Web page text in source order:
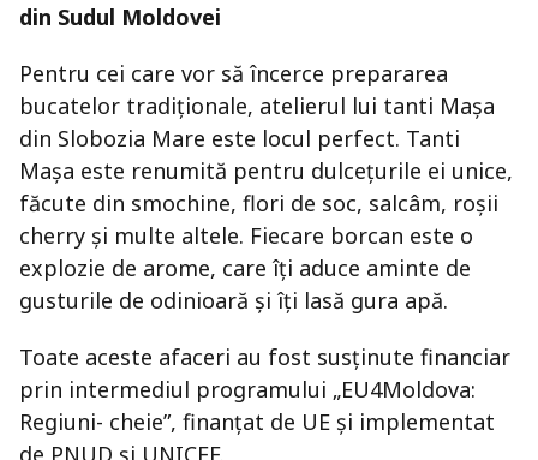
din Sudul Moldovei
Pentru cei care vor să încerce prepararea
bucatelor tradiționale, atelierul lui tanti Mașa
din Slobozia Mare este locul perfect. Tanti
Mașa este renumită pentru dulcețurile ei unice,
făcute din smochine, flori de soc, salcâm, roșii
cherry și multe altele. Fiecare borcan este o
explozie de arome, care îți aduce aminte de
gusturile de odinioară și îți lasă gura apă.
Toate aceste afaceri au fost susținute financiar
prin intermediul programului „EU4Moldova:
Regiuni- cheie”, finanțat de UE și implementat
de PNUD și UNICEF.